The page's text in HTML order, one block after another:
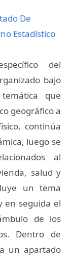
De
Estadístico
del
bajo
que
geográfico a
continúa
luego se
al
salud y
un tema
en seguida el
de los
Dentro de
un apartado